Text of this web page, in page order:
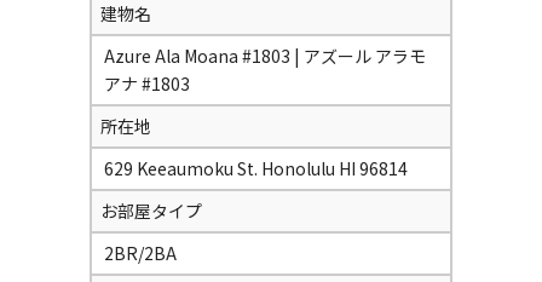
建物名
Azure Ala Moana #1803 | アズール アラモ
アナ #1803
所在地
629 Keeaumoku St. Honolulu HI 96814
お部屋タイプ
2BR/2BA